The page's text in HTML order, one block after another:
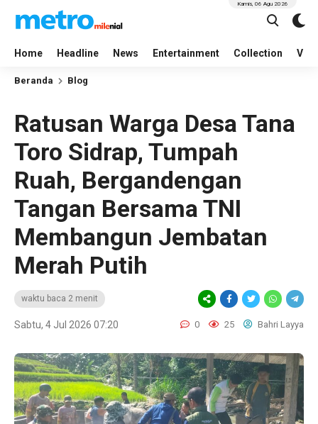
Home Headline News Entertainment Collection
Kamis, 06 Agu 2026
Beranda Blog
Ratusan Warga Desa Tana
Toro Sidrap, Tumpah
Ruah, Bergandengan
Tangan Bersama TNI
Membangun Jembatan
Merah Putih
waktu baca 2 menit
Sabtu, 4 Jul 2026 07:20 0 25 Bahri Layya